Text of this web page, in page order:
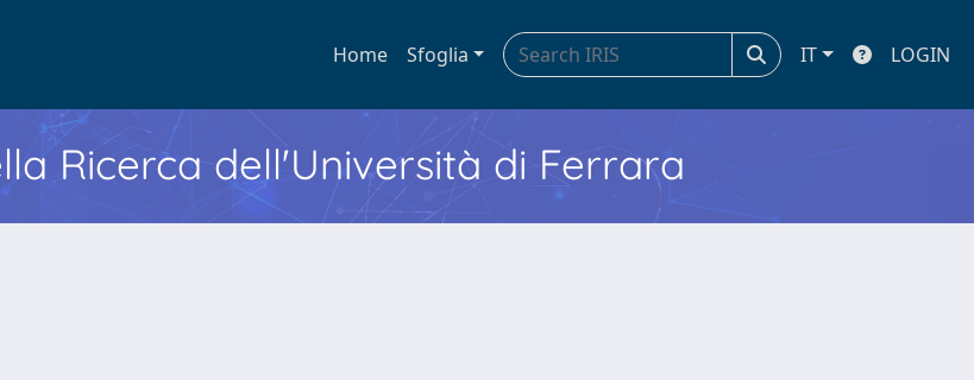
Home Sfoglia IT LOGIN
Ricerca dell'Università di Ferrara